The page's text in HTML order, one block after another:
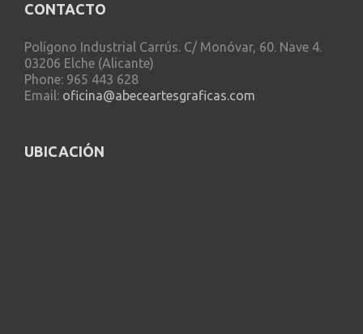
CONTACTO
Polígono Industrial Carrús. C/ Monóvar, 60. Nave 4.
03206 Elche (Alicante)
Phone: 965 443 628
Email: oficina@abeceartesgraficas.com
UBICACIÓN